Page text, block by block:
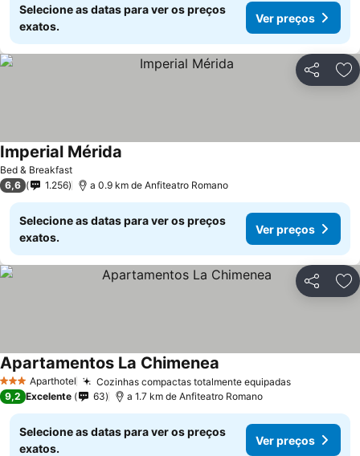
Selecione as datas para ver os preços
exatos.
Ver preços
Partilhar
Bed & Breakfast
Imperial Mérida
6,6 1.256 a 0.9 km de Anfiteatro Romano
Selecione as datas para ver os preços
exatos.
Ver preços
Partilhar
3 EstrelasAparthotel Cozinhas compactas totalmente equipadasVer preços
Apartamentos La Chimenea
9,2 Excelente 63 a 1.7 km de Anfiteatro Romano
Selecione as datas para ver os preços
exatos.
Ver preços